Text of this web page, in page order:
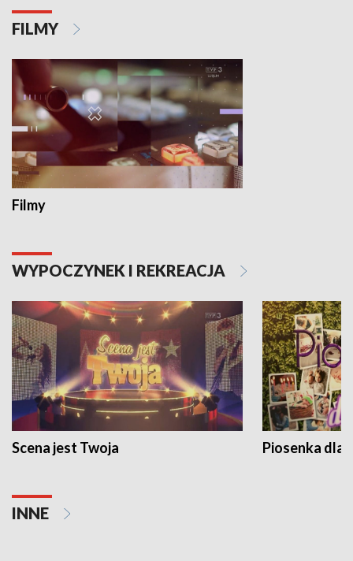
FILMY
Filmy
WYPOCZYNEK I REKREACJA
Scena jest Twoja Piosenka dla
INNE